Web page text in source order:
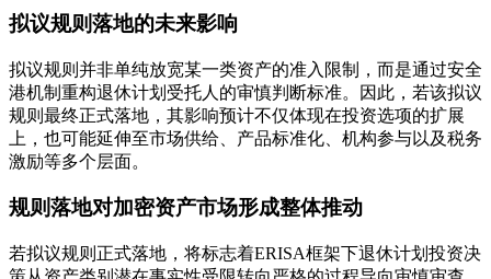
拟议规则落地的未来影响
拟议规则并非单纯放宽某一类资产的准入限制，而是通过安全
港机制重构退休计划受托人的审慎判断标准。因此，若该拟议
规则最终正式落地，其影响预计不仅体现在投资选项的扩展
上，也可能延伸至市场供给、产品标准化、机构参与以及税务
激励等多个层面。
规则落地对加密资产市场形成整体推动
若拟议规则正式落地，将标志着ERISA框架下退休计划投资决